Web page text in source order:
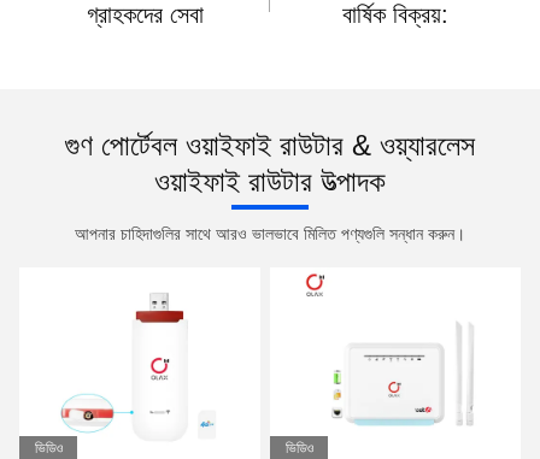
গ্রাহকদের সেবা বার্ষিক বিক্রয়:
গুণ পোর্টেবল ওয়াইফাই রাউটার & ওয়্যারলেস
ওয়াইফাই রাউটার উত্পাদক
আপনার চাহিদাগুলির সাথে আরও ভালভাবে মিলিত পণ্যগুলি সন্ধান করুন।
ভিডিও
ভিডিও